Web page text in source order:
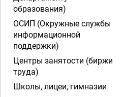
образования)
ОСИП (Окружные службы
информационной
поддержки)
Центры занятости (биржи
труда)
Школы, лицеи, гимназии